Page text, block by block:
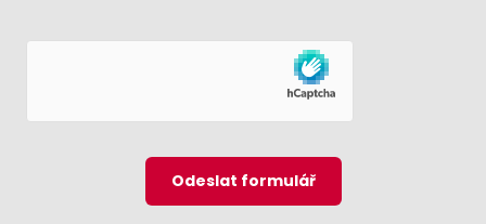
Odeslat formulář